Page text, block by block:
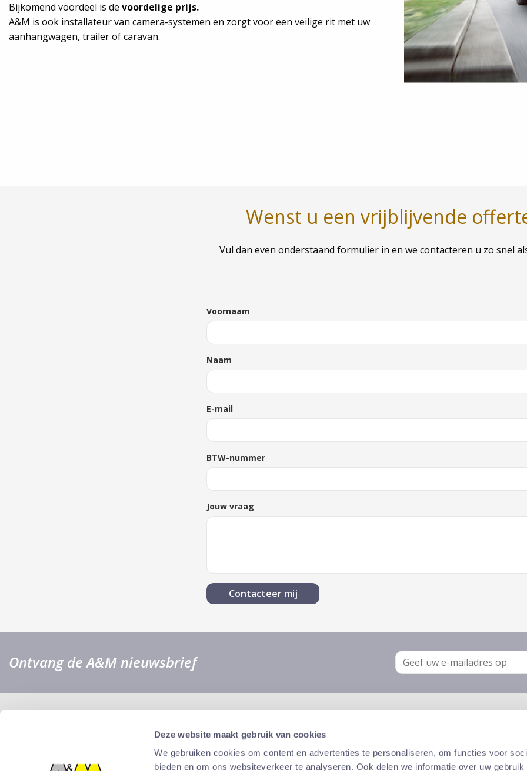
Deze website maakt gebruik van cookies
We gebruiken cookies om content en advertenties te personaliseren, om functies voor
bieden en om ons websiteverkeer te analyseren. Ook delen we informatie over uw gebruik
Bijkomend voordeel is de voordelige prijs.
A&M is ook installateur van camera-systemen en zorgt voor een veilige rit met uw
aanhangwagen, trailer of caravan.
Wenst u een vrijblijvende
Vul dan even onderstaand formulier in en we contacteren u zo snel
Voornaam
Naam
E-mail
BTW-nummer
Jouw vraag
Ontvang de A&M nieuwsbrief
E-
mail
carservices@anm.be